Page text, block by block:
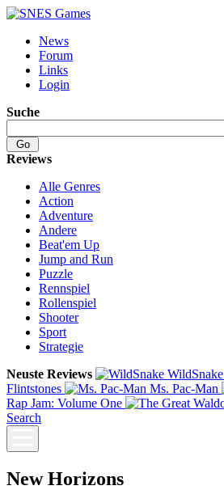
News
Forum
Links
Login
Suche
Reviews
Alle Genres
Action
Adventure
Andere
Beat'em Up
Jump and Run
Puzzle
Rennspiel
Rollenspiel
Shooter
Sport
Strategie
Neuste Reviews
WildSnake
Flintstones
Ms. Pac-Man
Rap Jam: Volume One
Search
New Horizons